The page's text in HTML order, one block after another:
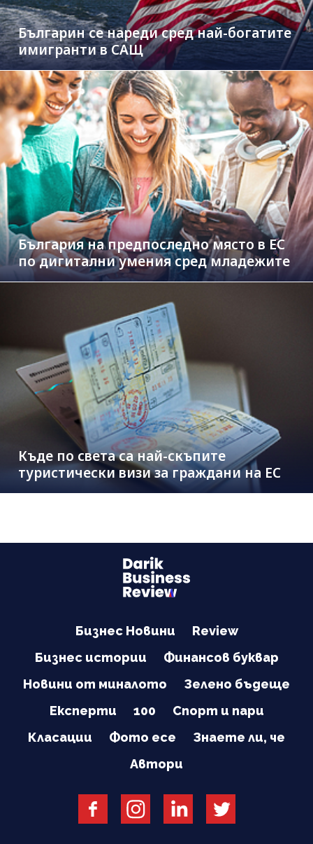
Българин се нареди сред най-богатите
имигранти в САЩ
България на предпоследно място в ЕС
по дигитални умения сред младежите
Къде по света са най-скъпите
туристически визи за граждани на ЕС
Бизнес Новини
Review
Бизнес истории
Финансов буквар
Новини от миналото
Зелено бъдеще
Експерти
100
Спорт и пари
Класации
Фото есе
Знаете ли, че
Автори